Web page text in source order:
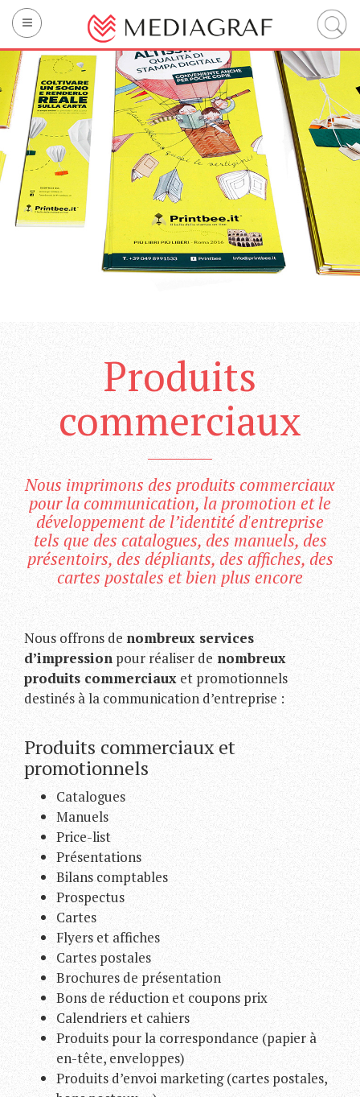
La société
Impression
Technology
Sustainability
Services intégrés
Contacter
EN
Produits
commerciaux
Nous imprimons des produits commerciaux
pour la communication, la promotion et le
développement de l’identité d'entreprise
tels que des catalogues, des manuels, des
présentoirs, des dépliants, des affiches, des
cartes postales et bien plus encore
Nous offrons de nombreux services
d’impression pour réaliser denombreux
produits commerciaux et promotionnels
destinés à la communication d’entreprise :
Produits commerciaux et
promotionnels
Catalogues
Manuels
Price-list
Présentations
Bilans comptables
Prospectus
Cartes
Flyers et affiches
Cartes postales
Brochures de présentation
Bons de réduction et coupons prix
Calendriers et cahiers
Produits pour la correspondance (papier à
en-tête, enveloppes)
Produits d’envoi marketing (cartes postales,